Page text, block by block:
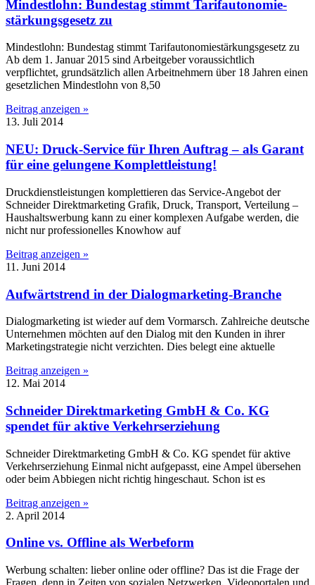
Mindestlohn: Bundestag stimmt Tarif­autonomie­
stärkungsgesetz zu
Mindestlohn: Bundestag stimmt Tarifautonomiestärkungsgesetz zu
Ab dem 1. Januar 2015 sind Arbeitgeber voraussichtlich
verpflichtet, grundsätzlich allen Arbeitnehmern über 18 Jahren einen
gesetzlichen Mindestlohn von 8,50
Beitrag anzeigen »
13. Juli 2014
NEU: Druck-Service für Ihren Auftrag – als Garant
für eine gelungene Komplettleistung!
Druckdienstleistungen komplettieren das Service-Angebot der
Schneider Direktmarketing Grafik, Druck, Transport, Verteilung –
Haushaltswerbung kann zu einer komplexen Aufgabe werden, die
nicht nur professionelles Knowhow auf
Beitrag anzeigen »
11. Juni 2014
Aufwärtstrend in der Dialogmarketing-Branche
Dialogmarketing ist wieder auf dem Vormarsch. Zahlreiche deutsche
Unternehmen möchten auf den Dialog mit den Kunden in ihrer
Marketingstrategie nicht verzichten. Dies belegt eine aktuelle
Beitrag anzeigen »
12. Mai 2014
Schneider Direktmarketing GmbH & Co. KG
spendet für aktive Verkehrserziehung
Schneider Direktmarketing GmbH & Co. KG spendet für aktive
Verkehrserziehung Einmal nicht aufgepasst, eine Ampel übersehen
oder beim Abbiegen nicht richtig hingeschaut. Schon ist es
Beitrag anzeigen »
2. April 2014
Online vs. Offline als Werbeform
Werbung schalten: lieber online oder offline? Das ist die Frage der